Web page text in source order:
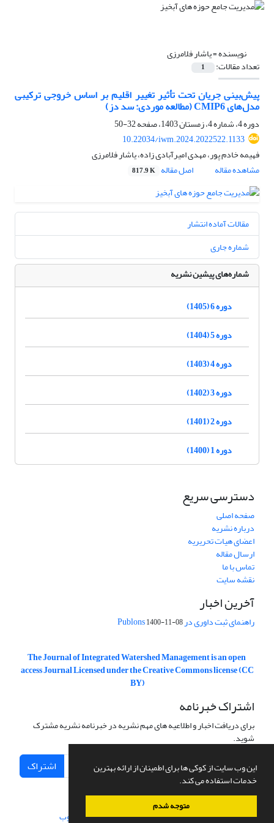
این وب سایت از کوکی ها برای اطمینان از ارائه بهترین
خدمات استفاده می کند.
متوجه شدم
نویسنده =یاشار فلامرزی
تعداد مقالات: 1
پیش‌بینی جریان تحت تأثیر تغییر اقلیم بر اساس خروجی ترکیبی
مدل‌های CMIP6 (مطالعه موردی: سد دز)
دوره 4، شماره 4، زمستان 1403، صفحه
32-50
10.22034/iwm.2024.2022522.1133
فهیمه خادم پور، مهدی امیرآبادی زاده، یاشار فلامرزی
مشاهده مقاله
اصل مقاله 817.9 K
مقالات آماده انتشار
شماره جاری
شماره‌های پیشین نشریه
دوره 6 (1405)
دوره 5 (1404)
دوره 4 (1403)
دوره 3 (1402)
دوره 2 (1401)
دوره 1 (1400)
دسترسی سریع
صفحه اصلی
درباره نشریه
اعضای هیات تحریریه
ارسال مقاله
تماس با ما
نقشه سایت
آخرین اخبار
راهنمای ثبت داوری در Publons1400-11-08
The Journal of Integrated Watershed Management is an open
access Journal Licensed under the Creative Commons license (CC
BY)
اشتراک خبرنامه
برای دریافت اخبار و اطلاعیه های مهم نشریه در خبرنامه نشریه مشترک
شوید.
اشتراک
سامانه مدیریت نشریات علمی.طراحی و پیاده سازی از سیناوب